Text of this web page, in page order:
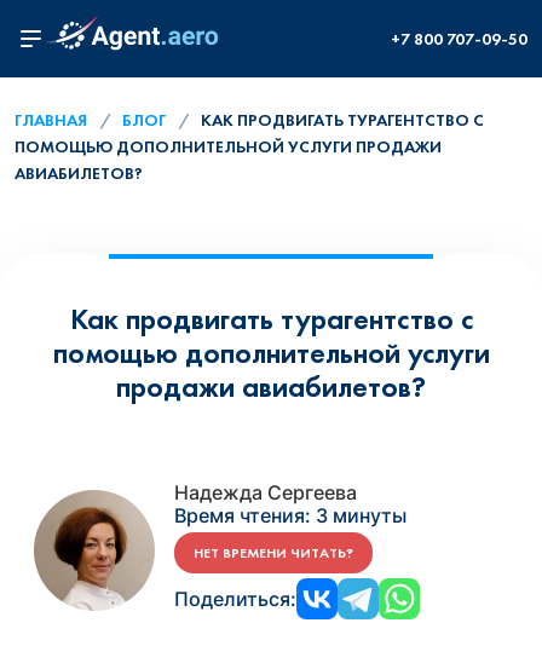
+7 800 707-09-50
ГЛАВНАЯ БЛОГ
КАК ПРОДВИГАТЬ ТУРАГЕНТСТВО С
ПОМОЩЬЮ ДОПОЛНИТЕЛЬНОЙ УСЛУГИ ПРОДАЖИ
АВИАБИЛЕТОВ?
Как продвигать турагентство с
помощью дополнительной услуги
продажи авиабилетов?
Надежда Сергеева
Время чтения: 3 минуты
Поделиться:
НЕТ ВРЕМЕНИ ЧИТАТЬ?